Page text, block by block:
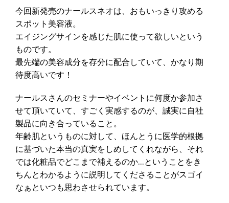
今回新発売のナールスネオは、おもいっきり攻める
スポット美容液。
エイジングサインを感じた肌に使って欲しいという
ものです。
最先端の美容成分を存分に配合していて、かなり期
待度高いです！
ナールスさんのセミナーやイベントに何度か参加さ
せて頂いていて、すごく実感するのが、誠実に自社
製品に向き合っていること。
年齢肌というものに対して、ほんとうに医学的根拠
に基づいた本当の真実をしめしてくれながら、それ
では化粧品でどこまで補えるのか…ということをき
ちんとわかるように説明してくださることがスゴイ
なぁといつも思わさせられています。